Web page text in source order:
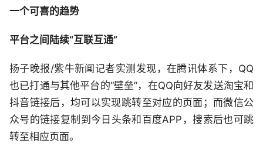
一个可喜的趋势
平台之间陆续“互联互通”
扬子晚报/紫牛新闻记者实测发现，在腾讯体系下，QQ
也已打通与其他平台的“壁垒”，在QQ向好友发送淘宝和
抖音链接后，均可以实现跳转至对应的页面；而微信公
众号的链接复制到今日头条和百度APP，搜索后也可跳
转至相应页面。